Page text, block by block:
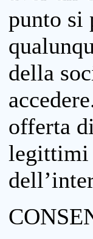
punto si
della
offerta
legittimi